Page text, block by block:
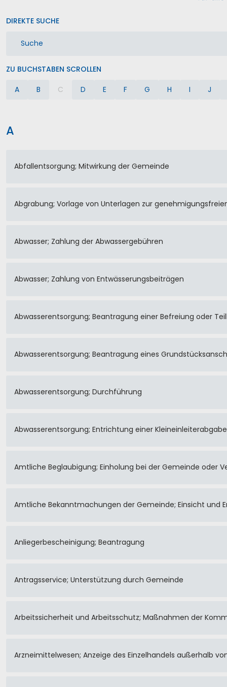
DIREKTE SUCHE
ZU BUCHSTABEN SCROLLEN
A
B C D E F G H I J
A
Abfallentsorgung; Mitwirkung der Gemeinde
Abgrabung; Vorlage von Unterlagen zur
Abwasser; Zahlung der Abwassergebühren
Abwasser; Zahlung von Entwässerungsbeiträgen
Abwasserentsorgung; Beantragung einer Befreiung oder
Abwasserentsorgung; Beantragung eines
Abwasserentsorgung; Durchführung
Abwasserentsorgung; Entrichtung einer Kleineinleiterabgabe
Amtliche Beglaubigung; Einholung bei der Gemeinde oder
Amtliche Bekanntmachungen der Gemeinde; Einsicht und
Anliegerbescheinigung; Beantragung
Antragsservice; Unterstützung durch Gemeinde
Arbeitssicherheit und Arbeitsschutz; Maßnahmen der
Arzneimittelwesen; Anzeige des Einzelhandels außerhalb